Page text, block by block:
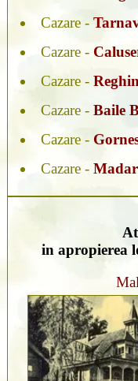
Cazare -
Cazare -
Cazare -
Cazare - Baile
Cazare -
Cazare -
in apropierea